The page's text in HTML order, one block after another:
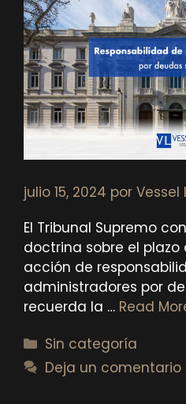
julio 15, 2024 por Vessel
El Tribunal Supremo
doctrina sobre el
acción de
administradores por
recuerda la … Read
Categorías
Sin categoría
Deja un comentario